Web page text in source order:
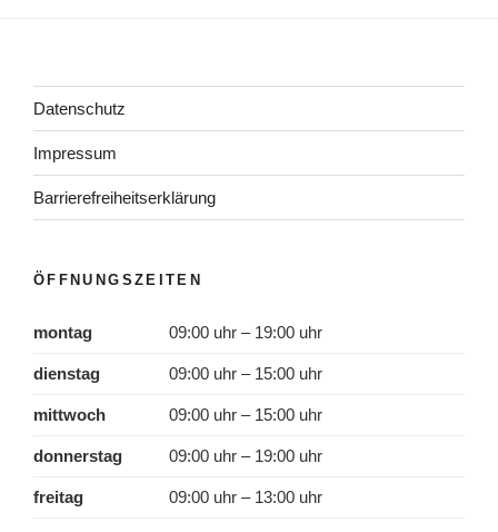
Datenschutz
Impressum
Barrierefreiheitserklärung
ÖFFNUNGSZEITEN
montag 09:00 uhr – 19:00 uhr
dienstag 09:00 uhr – 15:00 uhr
mittwoch 09:00 uhr – 15:00 uhr
donnerstag 09:00 uhr – 19:00 uhr
freitag 09:00 uhr – 13:00 uhr